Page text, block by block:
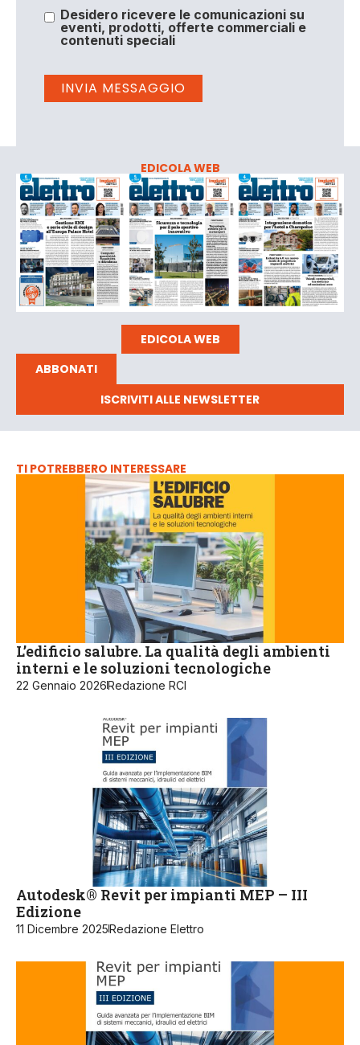
Desidero ricevere le comunicazioni su
eventi, prodotti, offerte commerciali e
contenuti speciali
EDICOLA WEB
EDICOLA WEB
ABBONATI
ISCRIVITI ALLE NEWSLETTER
TI POTREBBERO INTERESSARE
L’edificio salubre. La qualità degli ambienti
interni e le soluzioni tecnologiche
22 Gennaio 2026Redazione RCI
Autodesk® Revit per impianti MEP – III
Edizione
11 Dicembre 2025Redazione Elettro